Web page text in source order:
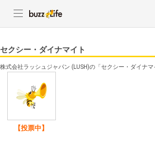
セクシー・ダイナマイト
株式会社ラッシュジャパン (LUSH)の「セクシー・ダイナマ
【投票中】